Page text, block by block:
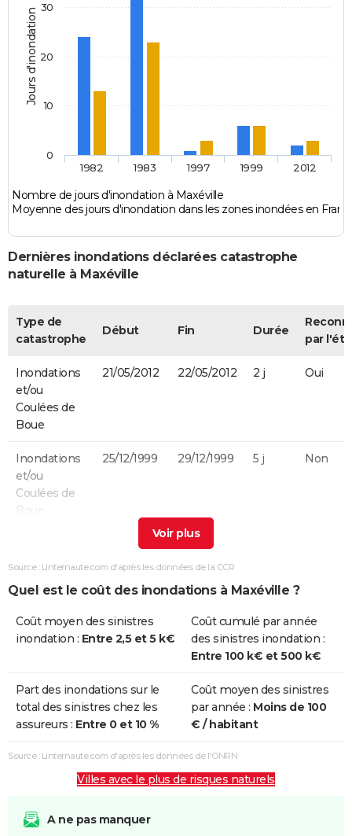
Jours d'inondation
Nombre de jours d'inondation à Maxéville
Moyenne des jours d'inondation dans les zones inondées en
1982 1983 1997 1999 2012
0
10
20
30
Dernières inondations déclarées catastrophe
naturelle à Maxéville
Type de
catastrophe
Début Fin Durée
par
Inondations
et/ou
Coulées de
Boue
21/05/2012 22/05/2012 2 j Oui
Inondations
et/ou
Coulées de
Boue
25/12/1999 29/12/1999 5 j Non
et/ou
Boue
06/08/1999 06/08/1999
Inondations
et/ou
06/06/1997 06/06/1997 1 j Oui
Inondations
et/ou
Coulées de
25/05/1983 30/05/1983 6 j Oui
et/ou
Source : Linternaute.com d'après les données de la CCR
Quel est le coût des inondations à Maxéville ?
Coût moyen des sinistres
inondation : Entre 2,5 et 5 k€
Coût cumulé par année
des sinistres inondation :
Entre 100 k€ et 500 k€
Part des inondations sur le
total des sinistres chez les
assureurs : Entre 0 et 10 %
Coût moyen des sinistres
par année : Moins de 100
€ / habitant
Source : Linternaute.com d'après les données de l'ONRN
Villes avec le plus de risques naturels
A ne pas manquer